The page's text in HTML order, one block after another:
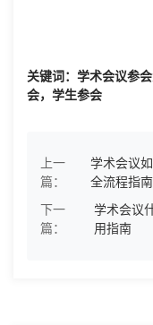
关键词：学术会议参
会，学生参会
上一
篇：
学术会议
全流程指南
下一
篇：
学术会议
用指南